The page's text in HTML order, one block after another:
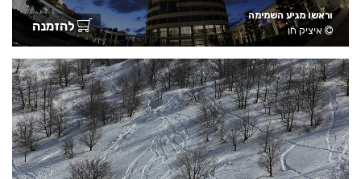
וראשו מגיע השמימה
איציק חן
להזמנה